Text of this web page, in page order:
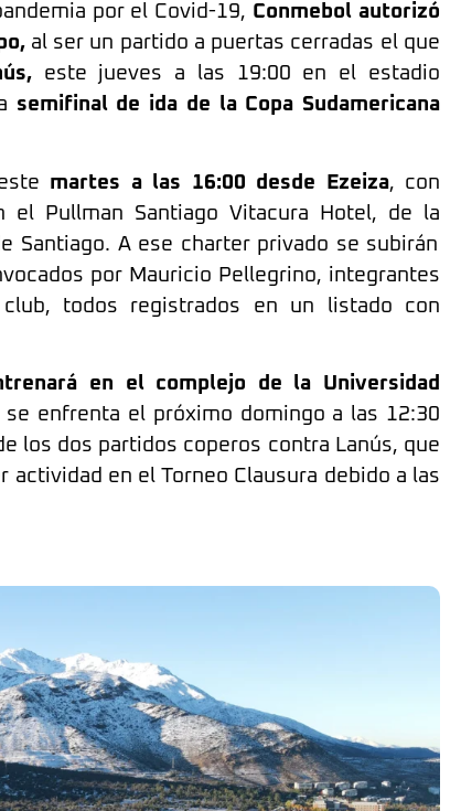
por el Covid-19, Conmebol autorizó
al ser un partido a puertas cerradas el que
este jueves a las 19:00 en el estadio
semifinal de ida de la Copa Sudamericana
martes a las 16:00 desde Ezeiza, con
Pullman Santiago Vitacura Hotel, de la
Santiago. A ese charter privado se subirán
por Mauricio Pellegrino, integrantes
todos registrados en un listado con
en el complejo de la Universidad
enfrenta el próximo domingo a las 12:30
los dos partidos coperos contra Lanús, que
actividad en el Torneo Clausura debido a las